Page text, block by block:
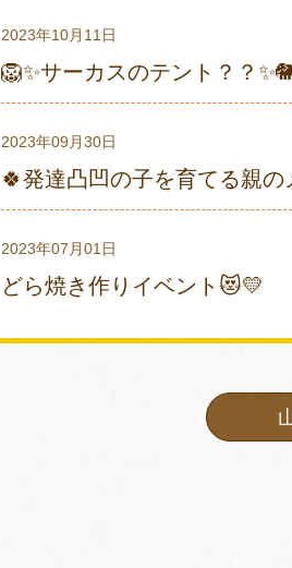
2023年10月11日
🦁✨サーカスのテント？？
2023年09月30日
🍀発達凸凹の子を育てる親の
2023年07月01日
どら焼き作りイベント😻💛